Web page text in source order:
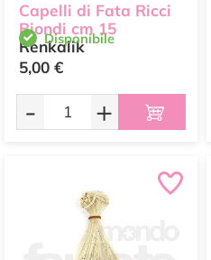
Capelli di Fata Ricci
Biondi cm 15
Renkalik
Disponibile
5,00 €
- +